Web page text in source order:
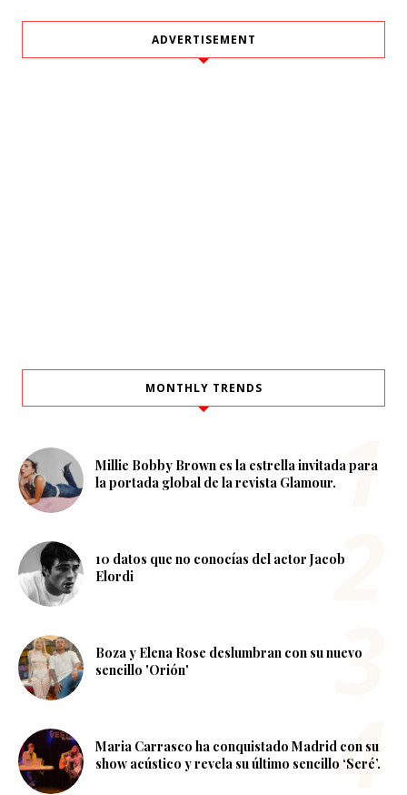
ADVERTISEMENT
MONTHLY TRENDS
Millie Bobby Brown es la estrella invitada para
la portada global de la revista Glamour.
10 datos que no conocías del actor Jacob
Elordi
Boza y Elena Rose deslumbran con su nuevo
sencillo 'Orión'
Maria Carrasco ha conquistado Madrid con su
show acústico y revela su último sencillo ‘Seré’.